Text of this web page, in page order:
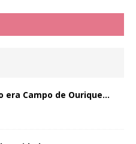
era Campo de Ourique…